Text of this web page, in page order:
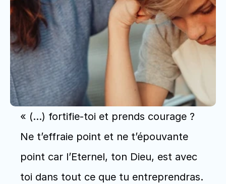
« (…) fortifie-toi et prends courage ?
Ne t’effraie point et ne t’épouvante
point car l’Eternel, ton Dieu, est avec
toi dans tout ce que tu entreprendras.